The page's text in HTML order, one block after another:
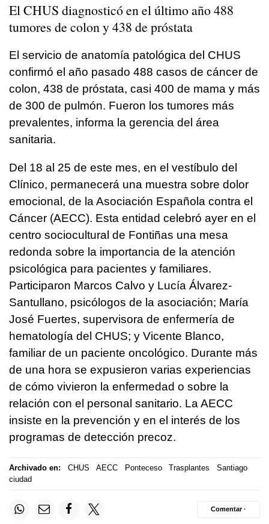
El CHUS diagnosticó en el último año 488
tumores de colon y 438 de próstata
El servicio de anatomía patológica del CHUS
confirmó el año pasado 488 casos de cáncer de
colon, 438 de próstata, casi 400 de mama y más
de 300 de pulmón. Fueron los tumores más
prevalentes, informa la gerencia del área
sanitaria.
Del 18 al 25 de este mes, en el vestíbulo del
Clínico, permanecerá una muestra sobre dolor
emocional, de la Asociación Española contra el
Cáncer (AECC). Esta entidad celebró ayer en el
centro sociocultural de Fontiñas una mesa
redonda sobre la importancia de la atención
psicológica para pacientes y familiares.
Participaron Marcos Calvo y Lucía Álvarez-
Santullano, psicólogos de la asociación; María
José Fuertes, supervisora de enfermería de
hematología del CHUS; y Vicente Blanco,
familiar de un paciente oncológico. Durante más
de una hora se expusieron varias experiencias
de cómo vivieron la enfermedad o sobre la
relación con el personal sanitario. La AECC
insiste en la prevención y en el interés de los
programas de detección precoz.
Archivado en: CHUS AECC Ponteceso Trasplantes
Santiago
ciudad
Comentar ·